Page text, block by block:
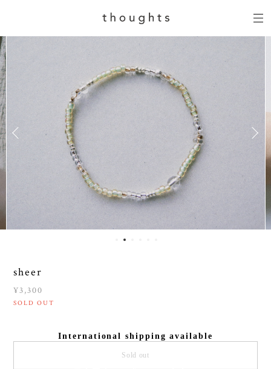
sheer
¥3,300
SOLD OUT
International shipping available
Sold out